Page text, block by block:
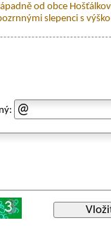
od obce
slepenci s